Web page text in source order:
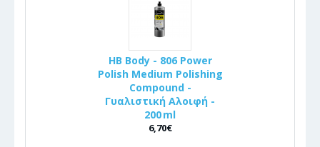
HB Body - 806 Power
Polish Medium Polishing
Compound -
Γυαλιστική Αλοιφή -
200 ml
6,70€